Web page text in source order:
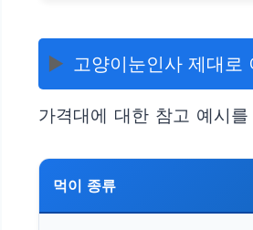
▶️ 고양이눈인사 제대로
가격대에 대한 참고 예시
먹이 종류